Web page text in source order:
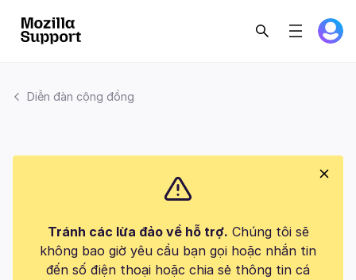
Diễn đàn cộng đồng
Tránh các lừa đảo về hỗ trợ. Chúng tôi sẽ
không bao giờ yêu cầu bạn gọi hoặc nhắn tin
đến số điện thoại hoặc chia sẻ thông tin cá